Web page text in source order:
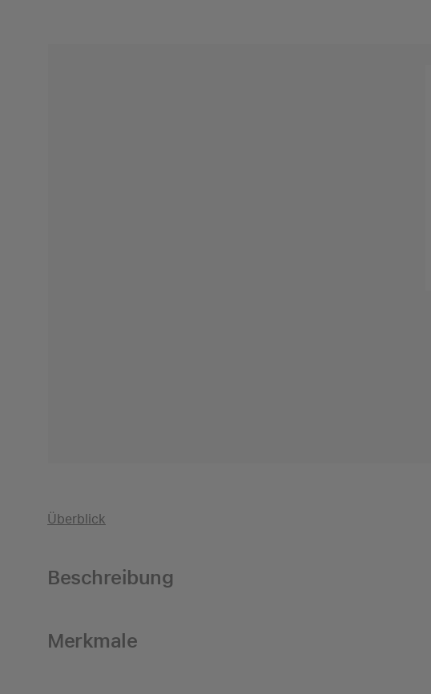
Überblick
Beschreibung
Merkmale